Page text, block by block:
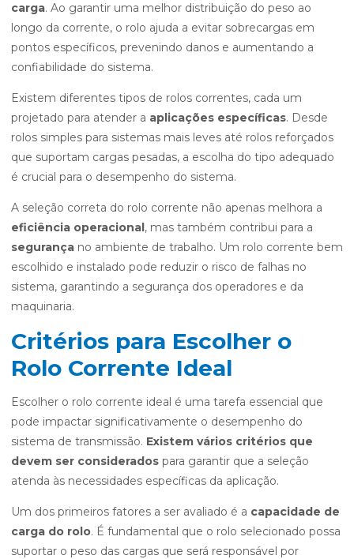
carga. Ao garantir uma melhor distribuição do peso ao
longo da corrente, o rolo ajuda a evitar sobrecargas em
pontos específicos, prevenindo danos e aumentando a
confiabilidade do sistema.
Existem diferentes tipos de rolos correntes, cada um
projetado para atender a aplicações específicas. Desde
rolos simples para sistemas mais leves até rolos reforçados
que suportam cargas pesadas, a escolha do tipo adequado
é crucial para o desempenho do sistema.
A seleção correta do rolo corrente não apenas melhora a
eficiência operacional, mas também contribui para a
segurança no ambiente de trabalho. Um rolo corrente bem
escolhido e instalado pode reduzir o risco de falhas no
sistema, garantindo a segurança dos operadores e da
maquinaria.
Critérios para Escolher o
Rolo Corrente Ideal
Escolher o rolo corrente ideal é uma tarefa essencial que
pode impactar significativamente o desempenho do
sistema de transmissão. Existem vários critérios que
devem ser considerados para garantir que a seleção
atenda às necessidades específicas da aplicação.
Um dos primeiros fatores a ser avaliado é a capacidade de
carga do rolo. É fundamental que o rolo selecionado possa
suportar o peso das cargas que será responsável por